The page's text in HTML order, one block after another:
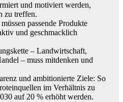
und motiviert werden,
zu treffen.
passende Produkte
und geschmacklich
– Landwirtschaft,
– muss mitdenken und
und ambitionierte Ziele: So
im Verhältnis zu
auf 20 % erhöht werden.